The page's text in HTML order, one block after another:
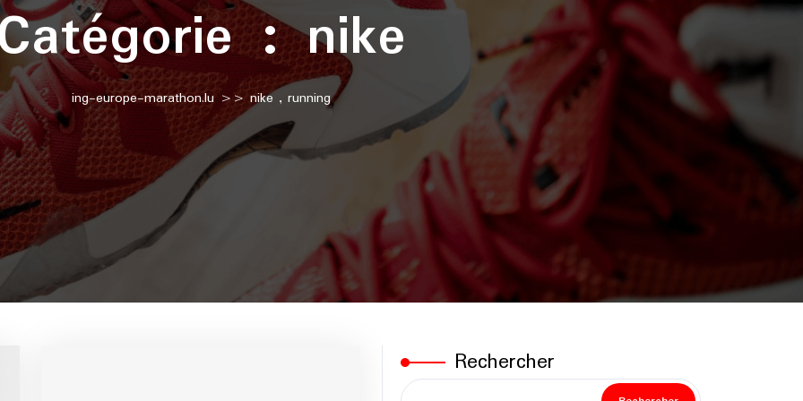
:nike
ing-europe-marathon.lu>> nike, running
Rechercher